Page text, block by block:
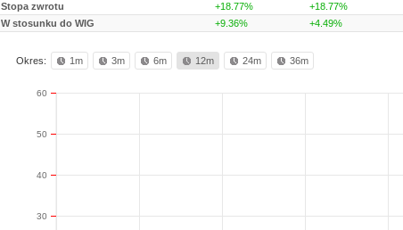
Stopa zwrotu +18.77% +18.77%
W stosunku do WIG
+9.36% +4.49%
Okres:
1m 3m 6m 12m 24m 36m
30
40
50
60